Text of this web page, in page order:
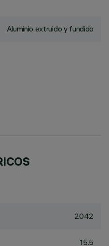
Aluminio extruido y fundido
2042
15.5